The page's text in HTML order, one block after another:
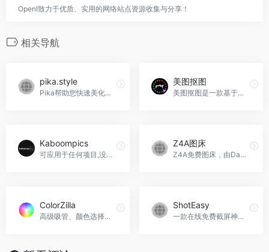
OpenI致力于优质、实用的网络站点资源收集与分享！
相关导航
pika.style
Pika帮助您快速美化营销屏幕截图，提升社交媒体影响力和参与度。
美图抠图
美图抠图是一款基于人工智能技术的在线图像处理工具，专门用于快速且精确地从图片中移除背景或提取特定对象。
Kaboompics
可应用于任何项目,没有版权限制
Z4A图床
Z4A免费图床，由DataGobi Ltd提供技术支持。最大64MB 图片大小. 直接的源图片链接, BBCode代码和HTML缩略图显示。
ColorZilla
高级吸管、颜色选择器、渐变生成器和其他工具
ShotEasy
一款在线免费截屏神器．不但可以快速截图，还是对截图美化编辑。ShotEasy官网入口网址